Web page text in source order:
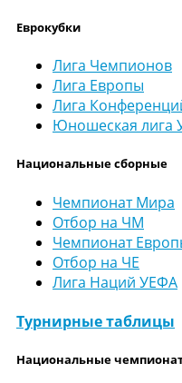
Еврокубки
Лига Чемпионов
Лига Европы
Лига
Юношеская лига
Национальные сборные
Чемпионат Мира
Отбор на ЧМ
Чемпионат
Отбор на ЧЕ
Лига Наций УЕФА
Турнирные таблицы
Национальные